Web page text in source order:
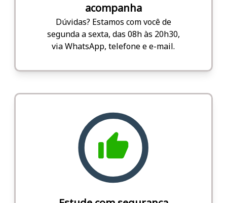
acompanha
Dúvidas? Estamos com você de
segunda a sexta, das 08h às 20h30,
via WhatsApp, telefone e e-mail.